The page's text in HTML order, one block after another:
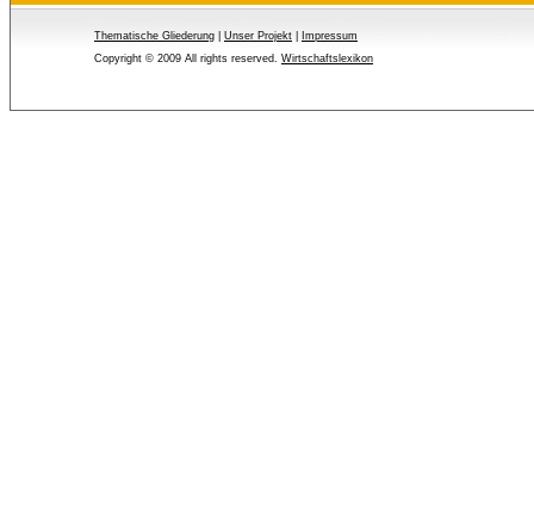
Thematische Gliederung Unser Projekt
Impressum
Copyright © 2009 All rights reserved. Wirtschaftslexikon